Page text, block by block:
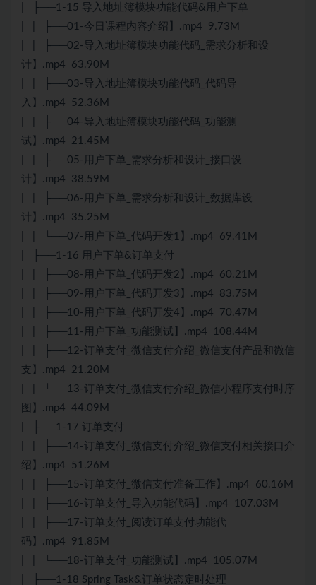
| ├──1-15 导入地址簿模块功能代码&用户下单
| | ├──01-今日课程内容介绍】.mp4 9.73M
| | ├──02-导入地址簿模块功能代码_需求分析和设
计】.mp4 63.90M
| | ├──03-导入地址簿模块功能代码_代码导
入】.mp4 52.36M
| | ├──04-导入地址簿模块功能代码_功能测
试】.mp4 21.45M
| | ├──05-用户下单_需求分析和设计_接口设
计】.mp4 38.59M
| | ├──06-用户下单_需求分析和设计_数据库设
计】.mp4 35.25M
| | └──07-用户下单_代码开发1】.mp4 69.41M
| ├──1-16 用户下单&订单支付
| | ├──08-用户下单_代码开发2】.mp4 60.21M
| | ├──09-用户下单_代码开发3】.mp4 83.75M
| | ├──10-用户下单_代码开发4】.mp4 70.47M
| | ├──11-用户下单_功能测试】.mp4 108.44M
| | ├──12-订单支付_微信支付介绍_微信支付产品和微信
支】.mp4 21.20M
| | └──13-订单支付_微信支付介绍_微信小程序支付时序
图】.mp4 44.09M
| ├──1-17 订单支付
| | ├──14-订单支付_微信支付介绍_微信支付相关接口介
绍】.mp4 51.26M
| | ├──15-订单支付_微信支付准备工作】.mp4 60.16M
| | ├──16-订单支付_导入功能代码】.mp4 107.03M
| | ├──17-订单支付_阅读订单支付功能代
码】.mp4 91.85M
| | └──18-订单支付_功能测试】.mp4 105.07M
| ├──1-18 Spring Task&订单状态定时处理